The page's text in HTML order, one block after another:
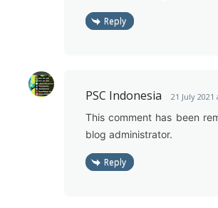
Reply
PSC Indonesia 21 July 2021
This comment has been
blog administrator.
Reply